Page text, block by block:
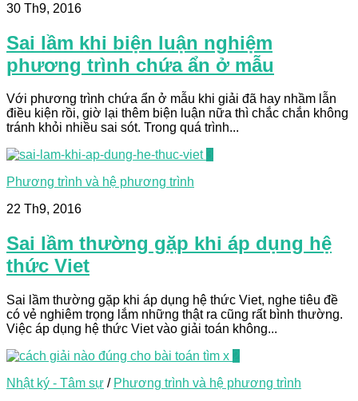
30 Th9, 2016
Sai lầm khi biện luận nghiệm
phương trình chứa ẩn ở mẫu
Với phương trình chứa ẩn ở mẫu khi giải đã hay nhầm lẫn
điều kiện rồi, giờ lại thêm biện luận nữa thì chắc chắn không
tránh khỏi nhiều sai sót. Trong quá trình...
Phương trình và hệ phương trình
22 Th9, 2016
Sai lầm thường gặp khi áp dụng hệ
thức Viet
Sai lầm thường gặp khi áp dụng hệ thức Viet, nghe tiêu đề
có vẻ nghiêm trọng lắm những thật ra cũng rất bình thường.
Việc áp dụng hệ thức Viet vào giải toán không...
Nhật ký - Tâm sự / Phương trình và hệ phương trình